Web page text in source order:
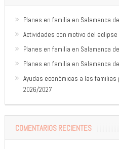
Planes en familia en Salamanca
Actividades con motivo del eclipse
Planes en familia en Salamanca
Planes en familia en Salamanca
Ayudas económicas a las
2026/2027
COMENTARIOS RECIENTES